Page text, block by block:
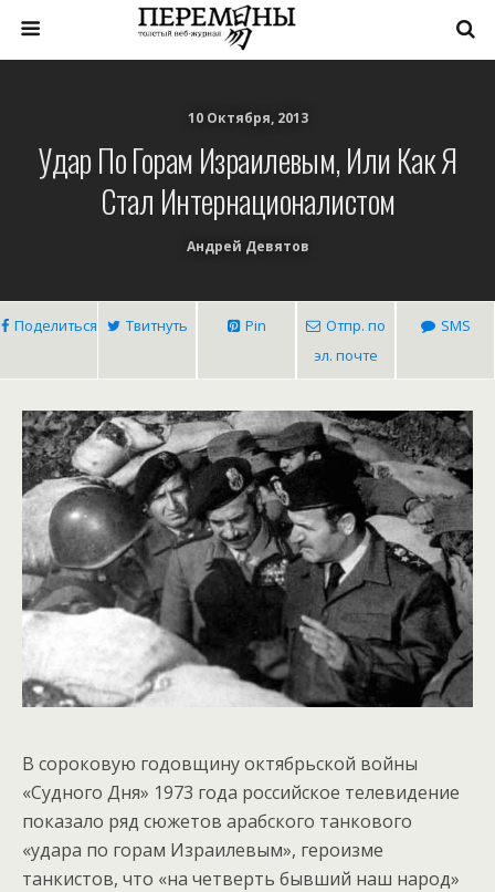
10 Октября, 2013
Удар По Горам Израилевым, Или Как Я
Стал Интернационалистом
Андрей Девятов
Поделиться Твитнуть Pin
Отпр. по
эл. почте
SMS
В сороковую годовщину октябрьской войны
«Судного Дня» 1973 года российское телевидение
показало ряд сюжетов арабского танкового
«удара по горам Израилевым», героизме
танкистов, что «на четверть бывший наш народ»